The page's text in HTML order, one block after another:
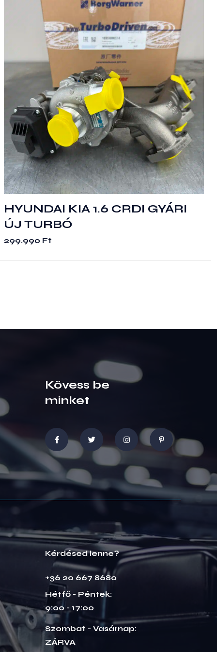
HYUNDAI KIA 1.6 CRDI GYÁRI
ÚJ TURBÓ
299.990 Ft
Kövess be
minket
Kérdésed lenne?
+36 20 667 8680
Hétfő - Péntek:
9:00 - 17:00
Szombat - Vasárnap:
ZÁRVA